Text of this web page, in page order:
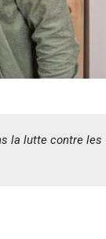
la lutte contre les